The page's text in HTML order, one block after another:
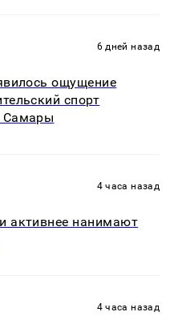
6 дней назад
ощущение
спорт
Самары
4 часа назад
активнее нанимают
4 часа назад